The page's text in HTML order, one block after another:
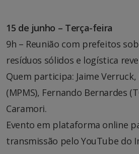
15 de junho – Terça-feira
9h – Reunião com prefeitos
resíduos sólidos e logística
Quem participa: Jaime
(MPMS), Fernando Bernardes
Caramori.
Evento em plataforma online
transmissão pelo YouTube do